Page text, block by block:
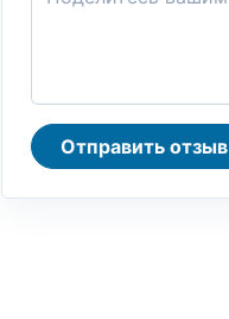
Отправить отзыв